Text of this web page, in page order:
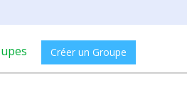
Créer un Groupe